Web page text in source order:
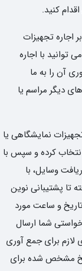
کنید.
اجاره تجهیزات
با اجاره
آن را به ما
دیگر مراسم یا
نمایشگاهی یا
کرده و سپس با
وسایل، با
۸۸۹۱۴۲۷۱-۰۲۱ تماس گرفته تا پشتیبانی نوین
و ساعت مورد
شما ارسال
لازم برای جمع آوری
مشخص شده برای